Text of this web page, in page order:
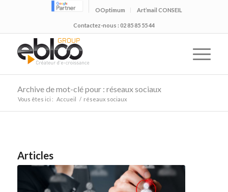
OOptimum Art’mail CONSEIL
Contactez-nous : 02 85 85 55 44
Archive de mot-clé pour : réseaux sociaux
Vous êtes ici : Accueil / réseaux sociaux
Articles